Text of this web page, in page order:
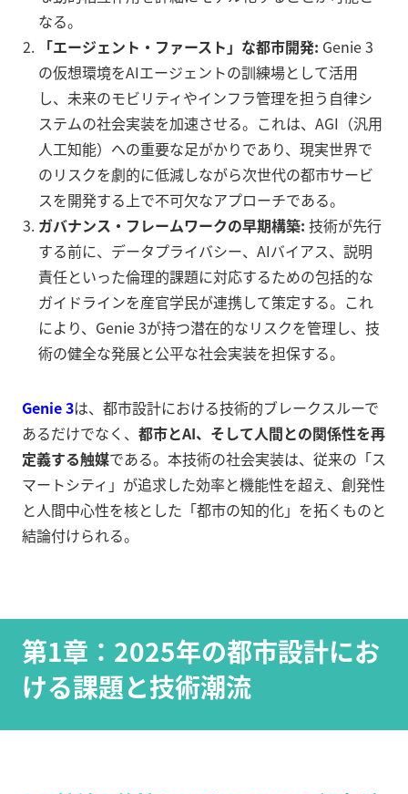
なる。
「エージェント・ファースト」な都市開発: Genie 3
の仮想環境をAIエージェントの訓練場として活用
し、未来のモビリティやインフラ管理を担う自律シ
ステムの社会実装を加速させる。これは、AGI（汎用
人工知能）への重要な足がかりであり、現実世界で
のリスクを劇的に低減しながら次世代の都市サービ
スを開発する上で不可欠なアプローチである。
ガバナンス・フレームワークの早期構築: 技術が先行
する前に、データプライバシー、AIバイアス、説明
責任といった倫理的課題に対応するための包括的な
ガイドラインを産官学民が連携して策定する。これ
により、Genie 3が持つ潜在的なリスクを管理し、技
術の健全な発展と公平な社会実装を担保する。
Genie 3は、都市設計における技術的ブレークスルーで
あるだけでなく、 都市とAI、そして人間との関係性を再
定義する触媒である。本技術の社会実装は、従来の「ス
マートシティ」が追求した効率と機能性を超え、創発性
と人間中心性を核とした「都市の知的化」を拓くものと
結論付けられる。
第1章：2025年の都市設計にお
ける課題と技術潮流